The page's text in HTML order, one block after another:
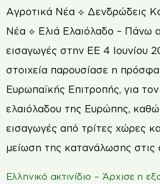
Αγροτικά Νέα ⟡ Δενδρώδεις
Νέα ⟡ Ελιά Ελαιόλαδο – Πάνω
εισαγωγές στην ΕΕ 4 Ιουνίου
στοιχεία παρουσίασε η
Ευρωπαϊκής Επιτροπής, για
ελαιόλαδου της Ευρώπης,
εισαγωγές από τρίτες χώρες
μείωση της κατανάλωσης
Ελληνικό ακτινίδιο – Άρχισε η